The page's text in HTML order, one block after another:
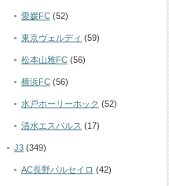
愛媛FC (52)
東京ヴェルディ (59)
松本山雅FC (56)
横浜FC (56)
水戸ホーリーホック (52)
清水エスパルス (17)
J3 (349)
AC長野パルセイロ (42)